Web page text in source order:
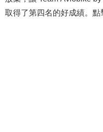
取得了第四名的好成績。點